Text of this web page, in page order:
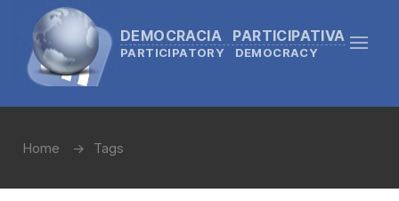
DEMOCRACIA PARTICIPATIVA
PARTICIPATORY DEMOCRACY
Home Tags